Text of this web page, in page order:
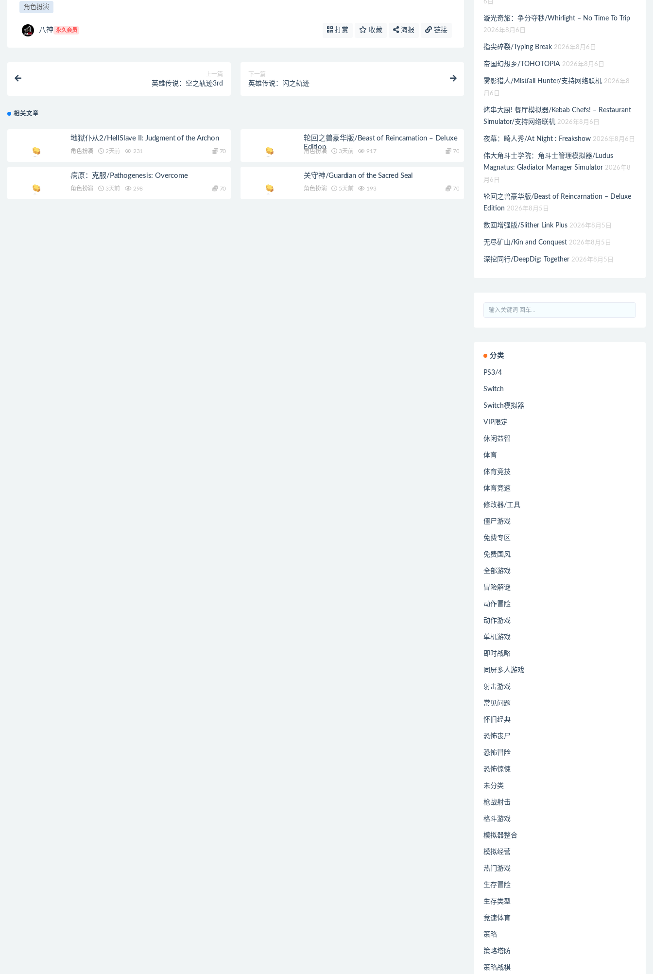
角色扮演
八神 永久会员 打赏 收藏 海报 链接
上一篇
英雄传说：空之轨迹3rd
下一篇
英雄传说：闪之轨迹
相关文章
地狱仆从2/HellSlave II: Judgment of the Archon
角色扮演 2天前 231 70
轮回之兽豪华版/Beast of Reincarnation – Deluxe
Edition
角色扮演 3天前 917 70
病原：克服/Pathogenesis: Overcome
角色扮演 3天前 298 70
关守神/Guardian of the Sacred Seal
角色扮演 5天前 193 70
6日
漩光奇旅：争分夺秒/Whirlight – No Time To Trip
2026年8月6日
指尖碎裂/Typing Break 2026年8月6日
帝国幻想乡/TOHOTOPIA 2026年8月6日
雾影猎人/Mistfall Hunter/支持网络联机 2026年8
月6日
烤串大厨! 餐厅模拟器/Kebab Chefs! – Restaurant
Simulator/支持网络联机 2026年8月6日
夜幕：畸人秀/At Night : Freakshow 2026年8月6日
伟大角斗士学院：角斗士管理模拟器/Ludus
Magnatus: Gladiator Manager Simulator 2026年8
月6日
轮回之兽豪华版/Beast of Reincarnation – Deluxe
Edition 2026年8月5日
数回增强版/Slither Link Plus 2026年8月5日
无尽矿山/Kin and Conquest 2026年8月5日
深挖同行/DeepDig: Together 2026年8月5日
分类
PS3/4
Switch
Switch模拟器
VIP限定
休闲益智
体育
体育竞技
体育竞速
修改器/工具
僵尸游戏
免费专区
免费国风
全部游戏
冒险解谜
动作冒险
动作游戏
单机游戏
即时战略
同屏多人游戏
射击游戏
常见问题
怀旧经典
恐怖丧尸
恐怖冒险
恐怖惊悚
未分类
枪战射击
格斗游戏
模拟器整合
模拟经营
热门游戏
生存冒险
生存类型
竞速体育
策略
策略塔防
策略战棋